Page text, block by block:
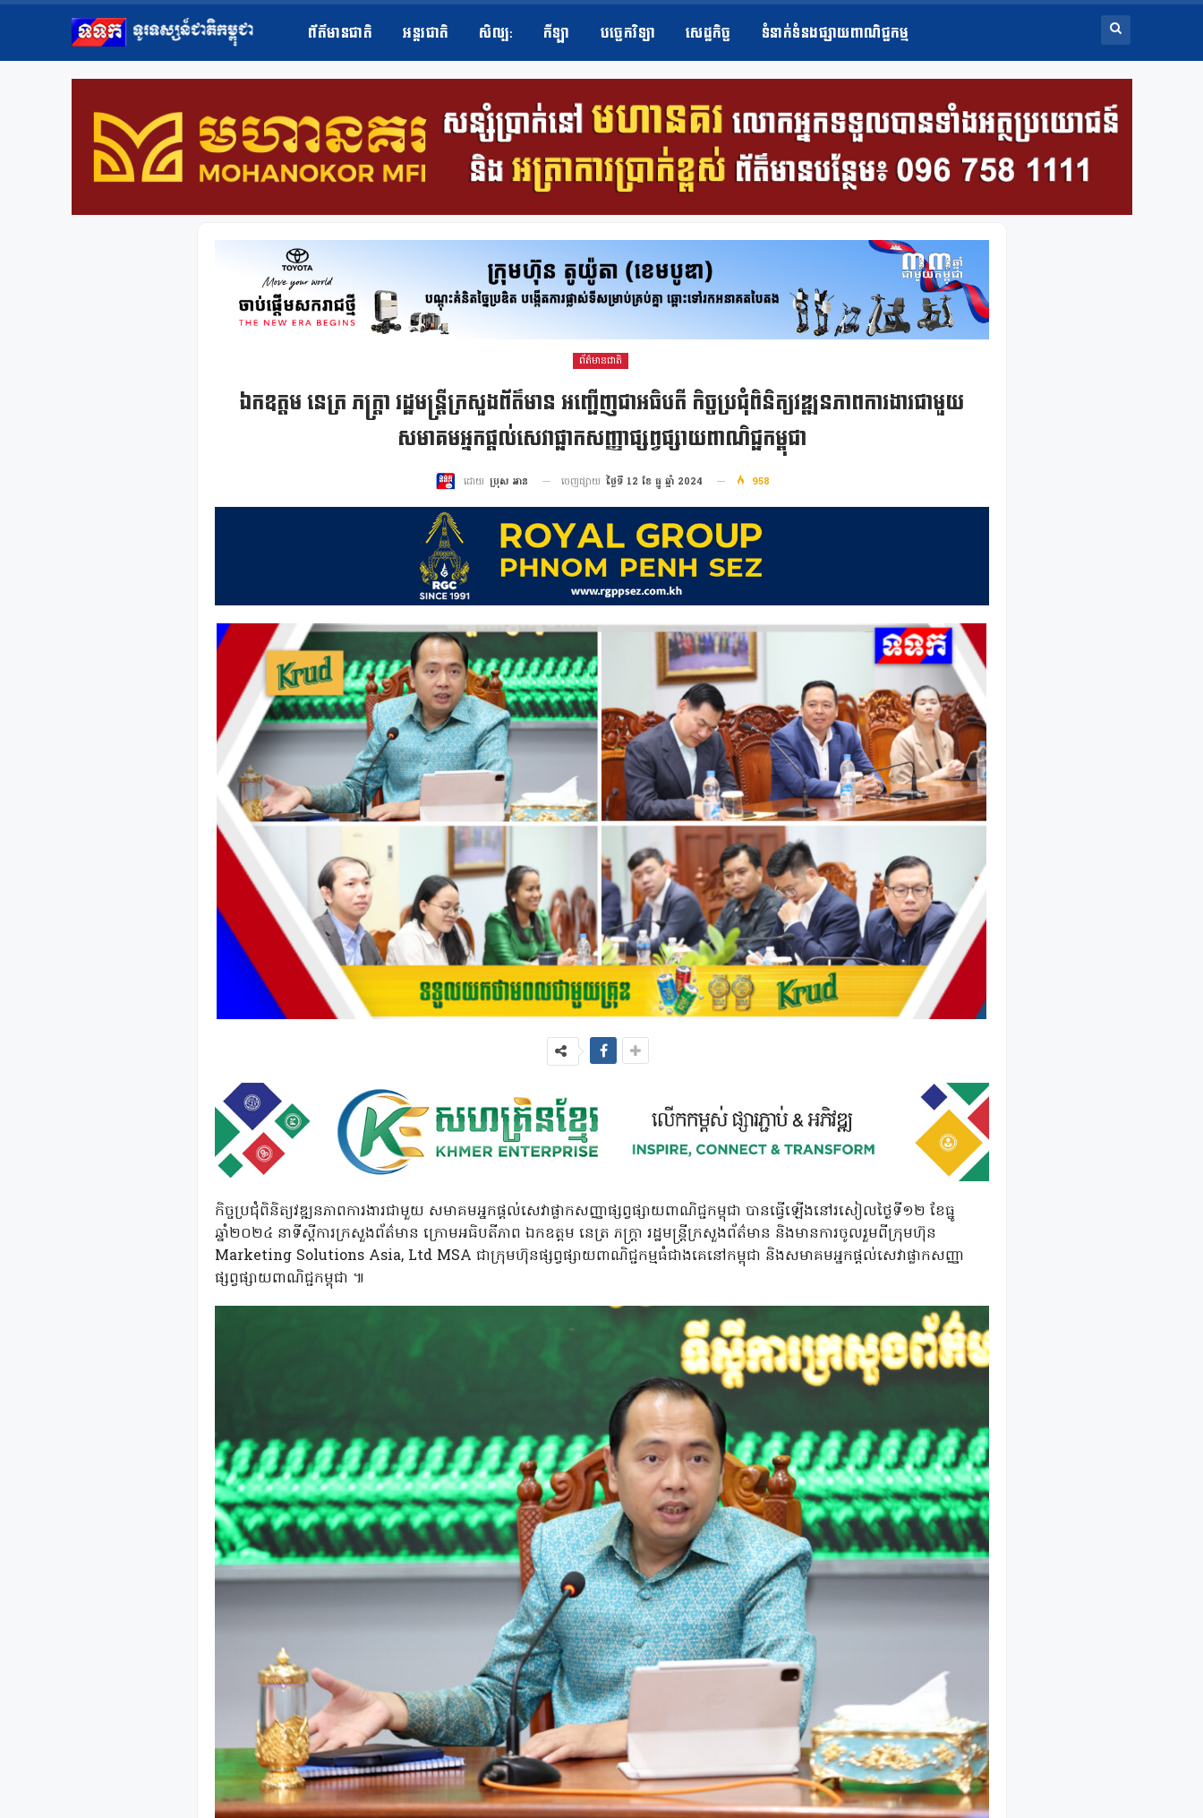
ព័ត៌មានជាតិ អន្តរជាតិ សិល្ប​: កីឡា បច្ចេកវិទ្យា សេដ្ឋកិច្ច ទំនាក់ទំនងផ្សាយពាណិជ្ជកម្ម
ព័ត៌មានជាតិ
ឯកឧត្តម នេត្រ ភក្ត្រា រដ្ឋមន្ត្រីក្រសួងព័ត៌មាន អញ្ជើញជាអធិបតី កិច្ចប្រជុំពិនិត្យវឌ្ឍនភាពការងារជាមួយ
សមាគមអ្នកផ្ដល់សេវាផ្លាកសញ្ញាផ្សព្វផ្សាយពាណិជ្ជកម្ពុជា
ដោយ ប្រុស អាន ចេញផ្សាយ ថ្ងៃទី 12 ខែ ធ្នូ ឆ្នាំ 2024 958
កិច្ចប្រជុំពិនិត្យវឌ្ឍនភាពការងារជាមួយ សមាគមអ្នកផ្ដល់សេវាផ្លាកសញ្ញាផ្សព្វផ្សាយពាណិជ្ជកម្ពុជា បានធ្វើឡើងនៅរសៀលថ្ងៃទី១២ ខែធ្នូ
ឆ្នាំ២០២៤ នាទីស្តីការក្រសួងព័ត៌មាន ក្រោមអធិបតីភាព ឯកឧត្តម នេត្រ ភក្ត្រា រដ្ឋមន្ត្រីក្រសួងព័ត៌មាន និងមានការចូលរួមពីក្រុមហ៊ុន
Marketing Solutions Asia, Ltd MSA ជាក្រុមហ៊ុនផ្សព្វផ្សាយពាណិជ្ជកម្មធំជាងគេនៅកម្ពុជា និងសមាគមអ្នកផ្ដល់សេវាផ្លាកសញ្ញា
ផ្សព្វផ្សាយពាណិជ្ជកម្ពុជា ៕